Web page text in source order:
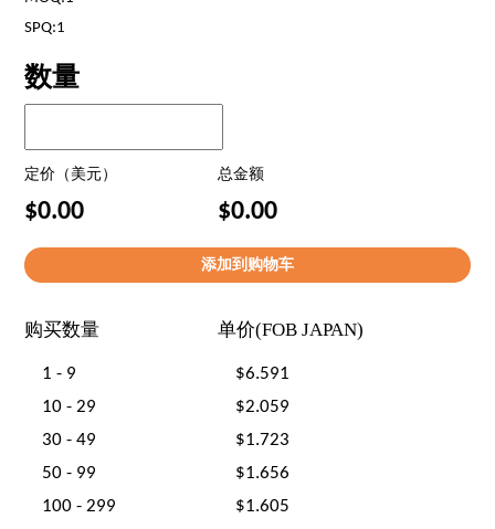
SPQ:1
数量
定价（美元） 总金额
$0.00 $0.00
购买数量 单价(FOB JAPAN)
1 - 9
$6.591
10 - 29
$2.059
30 - 49
$1.723
50 - 99
$1.656
100 - 299
$1.605